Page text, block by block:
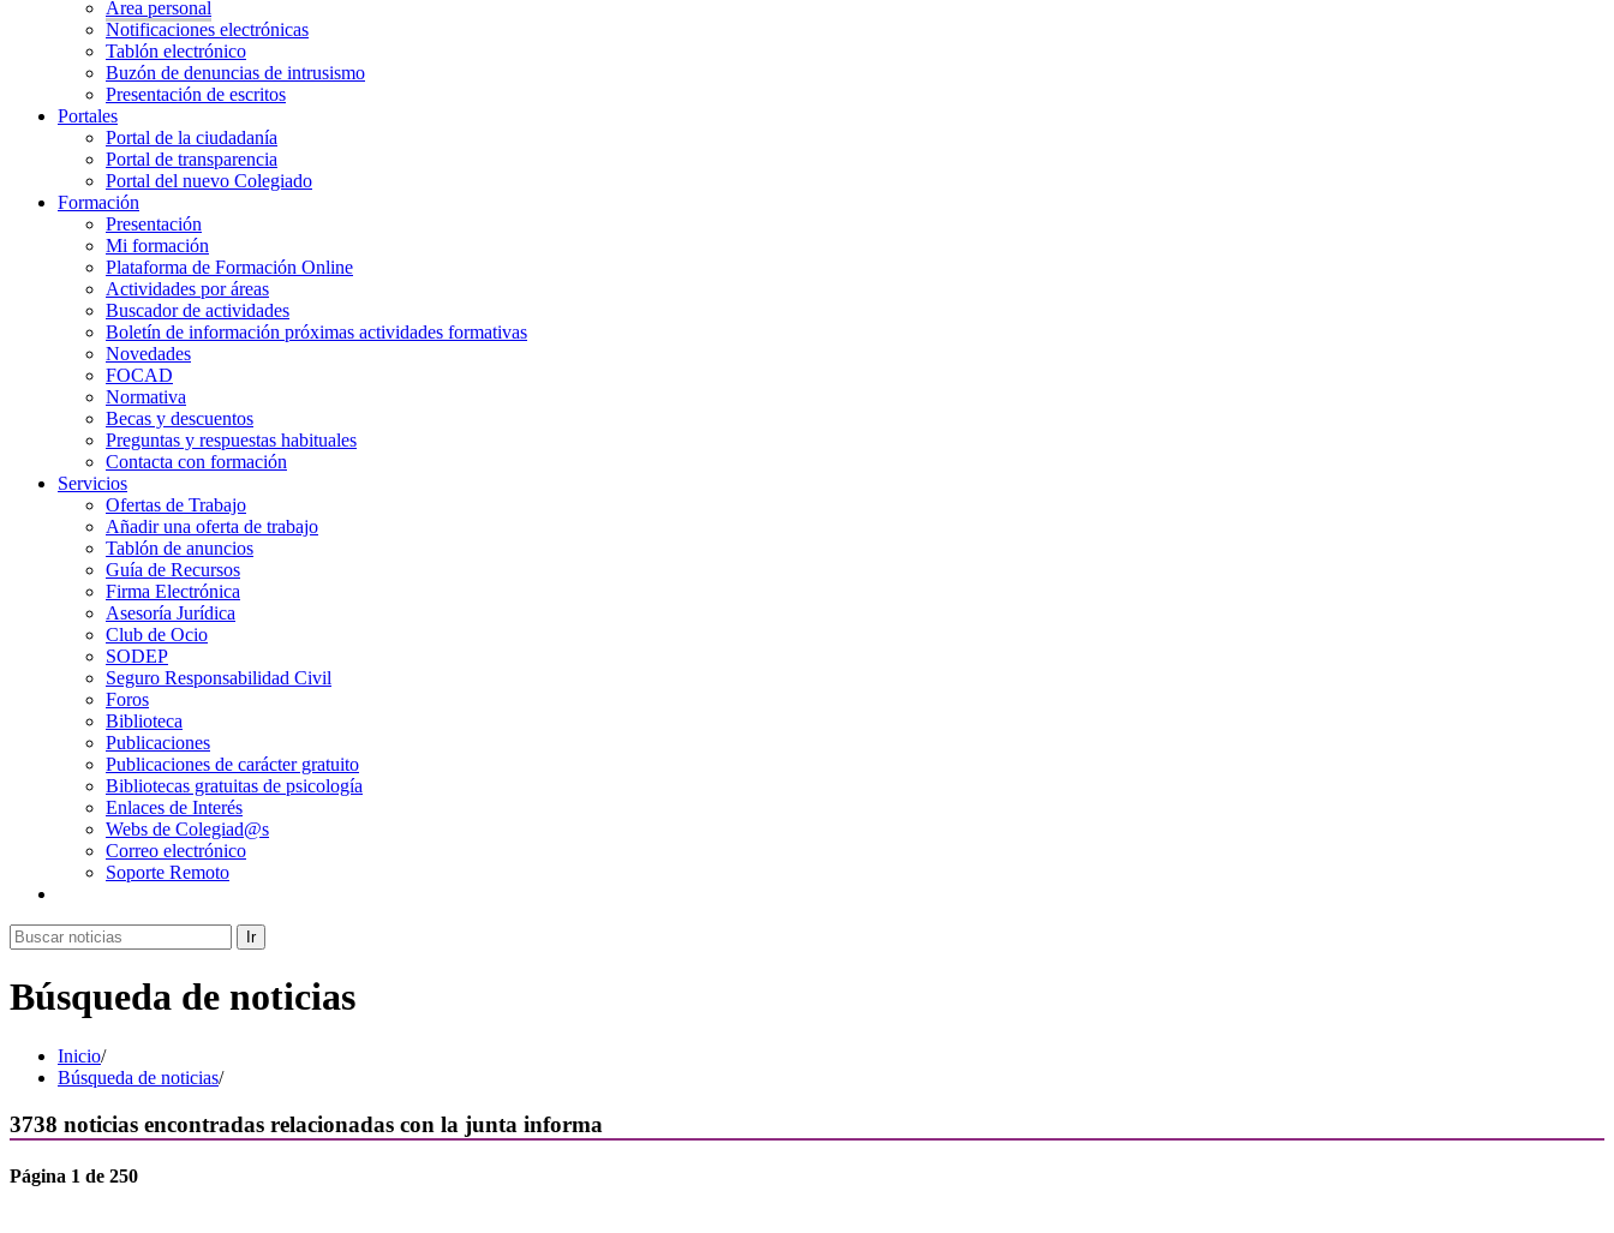
Área personal
Notificaciones electrónicas
Tablón electrónico
Buzón de denuncias de intrusismo
Presentación de escritos
Portales
Portal de la ciudadanía
Portal de transparencia
Portal del nuevo Colegiado
Formación
Presentación
Mi formación
Plataforma de Formación Online
Actividades por áreas
Buscador de actividades
Boletín de información próximas actividades formativas
Novedades
FOCAD
Normativa
Becas y descuentos
Preguntas y respuestas habituales
Contacta con formación
Servicios
Ofertas de Trabajo
Añadir una oferta de trabajo
Tablón de anuncios
Guía de Recursos
Firma Electrónica
Asesoría Jurídica
Club de Ocio
SODEP
Seguro Responsabilidad Civil
Foros
Biblioteca
Publicaciones
Publicaciones de carácter gratuito
Bibliotecas gratuitas de psicología
Enlaces de Interés
Webs de Colegiad@s
Correo electrónico
Soporte Remoto
Ir
Búsqueda de noticias
Inicio/
Búsqueda de noticias/
3738 noticias encontradas relacionadas con la junta informa
Página 1 de 250